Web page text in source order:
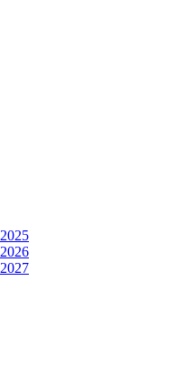
2025
2026
2027